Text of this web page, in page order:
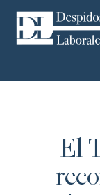
El